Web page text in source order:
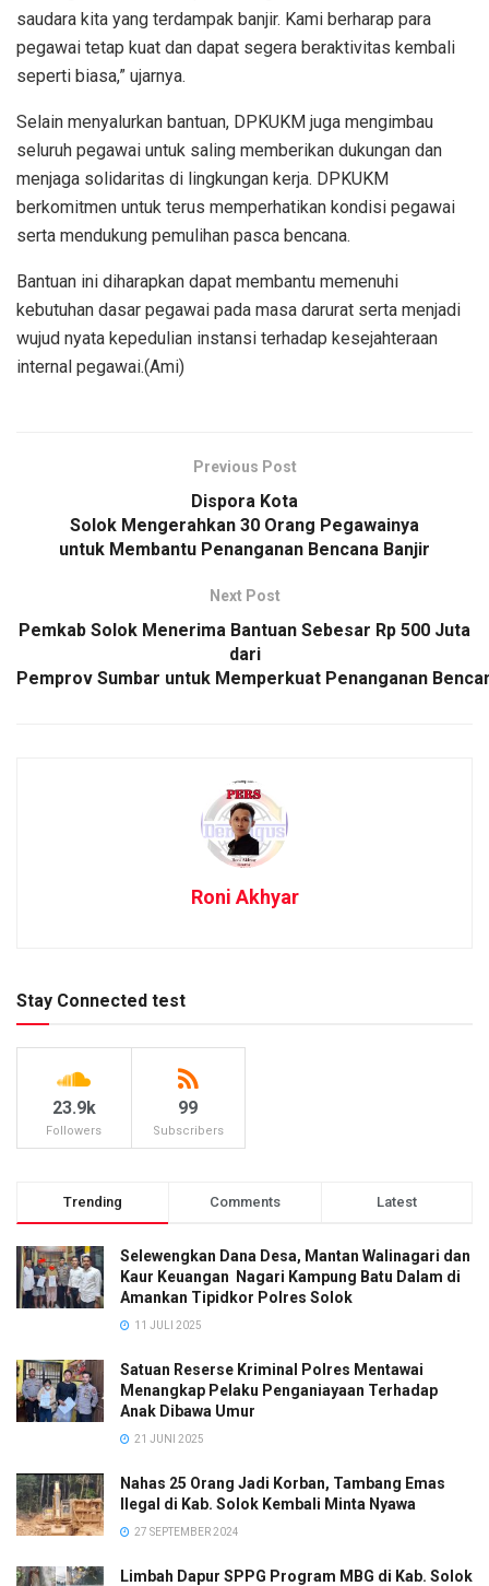
saudara kita yang terdampak banjir. Kami berharap para
pegawai tetap kuat dan dapat segera beraktivitas kembali
seperti biasa,” ujarnya.
Selain menyalurkan bantuan, DPKUKM juga mengimbau
seluruh pegawai untuk saling memberikan dukungan dan
menjaga solidaritas di lingkungan kerja. DPKUKM
berkomitmen untuk terus memperhatikan kondisi pegawai
serta mendukung pemulihan pasca bencana.
Bantuan ini diharapkan dapat membantu memenuhi
kebutuhan dasar pegawai pada masa darurat serta menjadi
wujud nyata kepedulian instansi terhadap kesejahteraan
internal pegawai.(Ami)
Previous Post
Dispora Kota
Solok Mengerahkan 30 Orang Pegawainya
untuk Membantu Penanganan Bencana Banjir
Next Post
Pemkab Solok Menerima Bantuan Sebesar Rp 500 Juta
dari
Pemprov Sumbar untuk Memperkuat Penanganan
Roni Akhyar
Stay Connected test
23.9k
Followers
99
Subscribers
Trending Comments Latest
Selewengkan Dana Desa, Mantan Walinagari dan
Kaur Keuangan Nagari Kampung Batu Dalam di
Amankan Tipidkor Polres Solok
11 JULI 2025
Satuan Reserse Kriminal Polres Mentawai
Menangkap Pelaku Penganiayaan Terhadap
Anak Dibawa Umur
21 JUNI 2025
Nahas 25 Orang Jadi Korban, Tambang Emas
Ilegal di Kab. Solok Kembali Minta Nyawa
27 SEPTEMBER 2024
Limbah Dapur SPPG Program MBG di Kab. Solok